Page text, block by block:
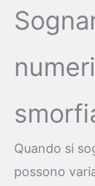
Quando si
possono